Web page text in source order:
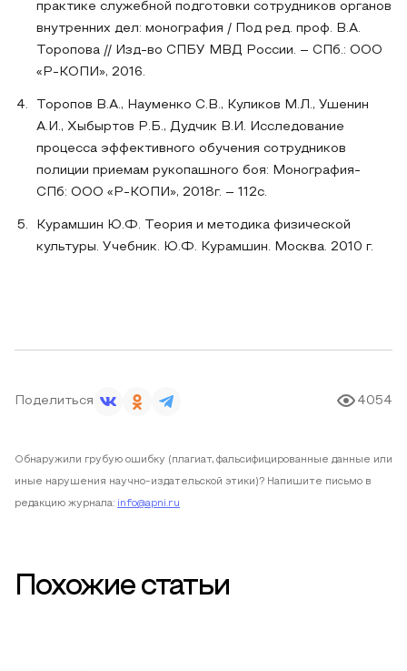
практике служебной подготовки сотрудников органов
внутренних дел: монография / Под ред. проф. В.А.
Торопова // Изд-во СПБУ МВД России. – СПб.: ООО
«Р-КОПИ», 2016.
Торопов В.А., Науменко С.В., Куликов М.Л., Ушенин
А.И., Хыбыртов Р.Б., Дудчик В.И. Исследование
процесса эффективного обучения сотрудников
полиции приемам рукопашного боя: Монография-
СПб: ООО «Р-КОПИ», 2018г. – 112с.
Курамшин Ю.Ф. Теория и методика физической
культуры. Учебник. Ю.Ф. Курамшин. Москва. 2010 г.
Поделиться 4054
Обнаружили грубую ошибку (плагиат, фальсифицированные данные или
иные нарушения научно-издательской этики)? Напишите письмо в
редакцию журнала: info@apni.ru
Похожие статьи